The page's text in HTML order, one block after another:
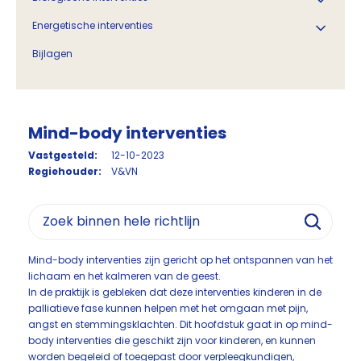
Energetische interventies
Bijlagen
Mind-body interventies
Vastgesteld:
12-10-2023
Regiehouder:
V&VN
Mind-body interventies zijn gericht op het ontspannen van het
lichaam en het kalmeren van de geest.
In de praktijk is gebleken dat deze interventies kinderen in de
palliatieve fase kunnen helpen met het omgaan met pijn,
angst en stemmingsklachten. Dit hoofdstuk gaat in op mind-
body interventies die geschikt zijn voor kinderen, en kunnen
worden begeleid of toegepast door verpleegkundigen,